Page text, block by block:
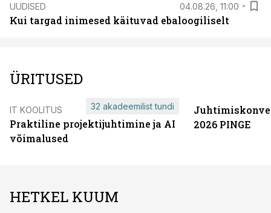
UUDISED 04.08.26, 11:00
Kui targad inimesed käituvad ebaloogiliselt
ÜRITUSED
IT KOOLITUS
Praktiline projektijuhtimine ja AI
võimalused
32 akadeemilist tundi
2026 PINGE
HETKEL KUUM